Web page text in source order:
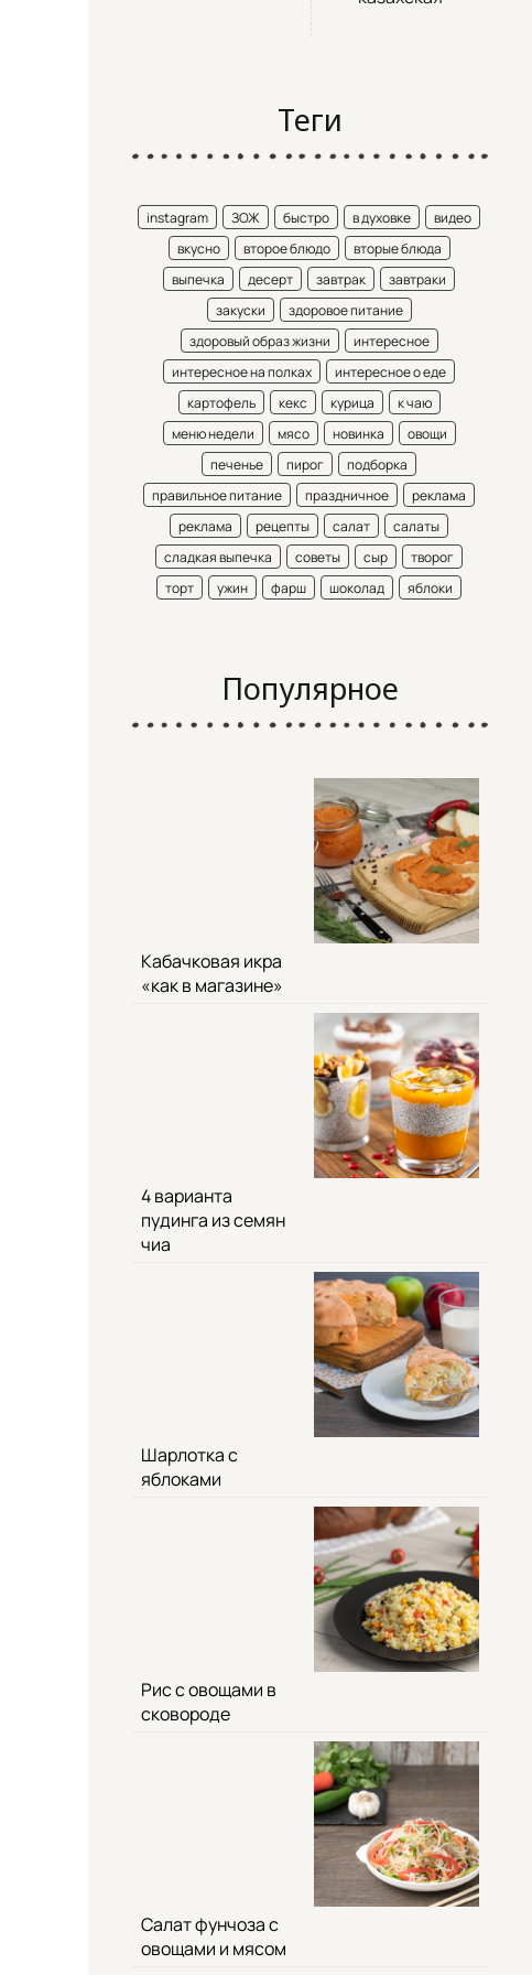
Теги
instagram ЗОЖ быстро в духовке
видео
вкусно
второе блюдо
вторые блюда
выпечка
десерт завтрак
завтраки
закуски
здоровое питание
здоровый образ жизни
интересное
интересное на полках
интересное о еде
картофель
кекс курица
к чаю
меню недели
мясо новинка
овощи
печенье
пирог
подборка
правильное питание
праздничное
реклама
реклама
рецепты салат
салаты
сладкая выпечка
советы сыр
творог
торт
ужин фарш шоколад яблоки
Популярное
Кабачковая икра
«как в магазине»
4 варианта
пудинга из семян
чиа
Шарлотка с
яблоками
Рис с овощами в
сковороде
Салат фунчоза с
овощами и мясом